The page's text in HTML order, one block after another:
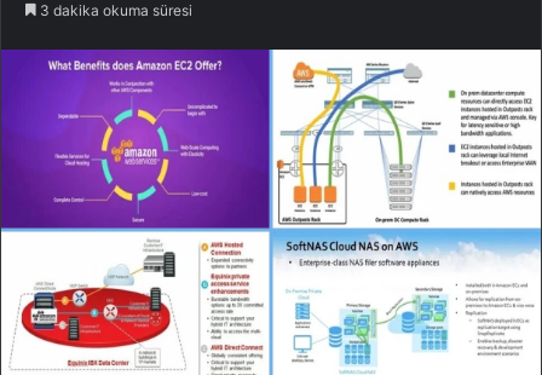
3 dakika okuma süresi